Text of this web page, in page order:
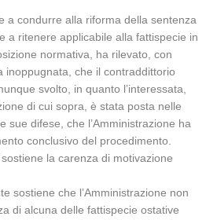
a condurre alla riforma della sentenza
a ritenere applicabile alla fattispecie in
normativa, ha rilevato, con
inoppugnata, che il contraddittorio
svolto, in quanto l’interessata,
di cui sopra, è stata posta nelle
sue difese, che l’Amministrazione ha
conclusivo del procedimento.
la carenza di motivazione
sostiene che l’Amministrazione non
di alcuna delle fattispecie ostative